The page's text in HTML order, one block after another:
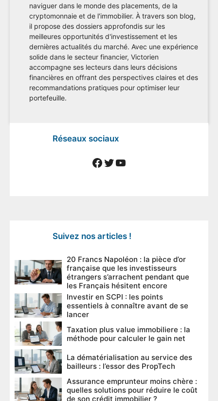
naviguer dans le monde des placements, de la
cryptomonnaie et de l'immobilier. À travers son blog,
il propose des dossiers approfondis sur les
meilleures opportunités d'investissement et les
dernières actualités du marché. Avec une expérience
solide dans le secteur financier, Victorien
accompagne ses lecteurs dans leurs décisions
financières en offrant des perspectives claires et des
recommandations pratiques pour optimiser leur
portefeuille.
Réseaux sociaux
Facebook
Twitter
YouTube
Suivez nos articles !
20 Francs Napoléon : la pièce d’or
française que les investisseurs
étrangers s’arrachent pendant que
les Français hésitent encore
Investir en SCPI : les points
essentiels à connaître avant de se
lancer
Taxation plus value immobiliere : la
méthode pour calculer le gain net
La dématérialisation au service des
bailleurs : l’essor des PropTech
Assurance emprunteur moins chère :
quelles solutions pour réduire le coût
de son crédit immobilier ?